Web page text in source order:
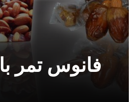
فانوس تمر